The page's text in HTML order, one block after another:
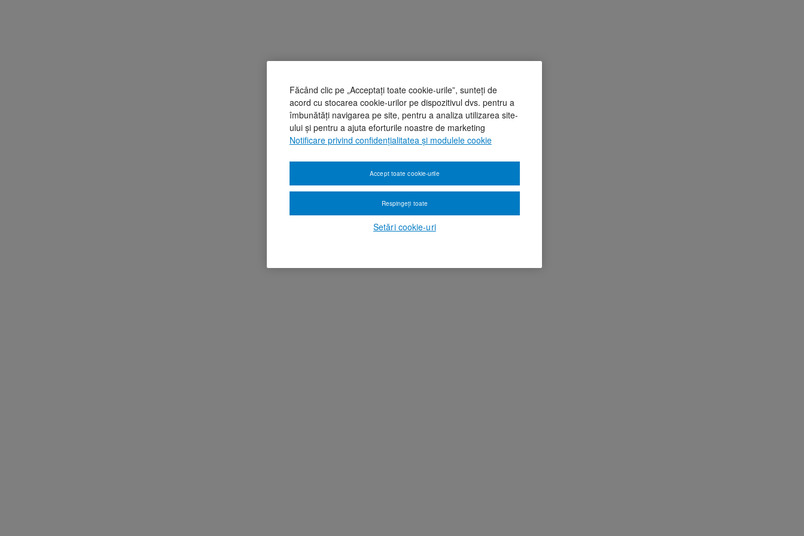
Făcând clic pe „Acceptați toate cookie-urile”, sunteți de
acord cu stocarea cookie-urilor pe dispozitivul dvs. pentru a
îmbunătăți navigarea pe site, pentru a analiza utilizarea site-
ului și pentru a ajuta eforturile noastre de marketing
Notificare privind confidențialitatea și modulele cookie
Setări cookie-uri
Respingeți toate
Accept toate cookie-urile